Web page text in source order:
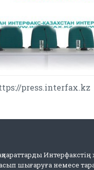
press.interfax.kz
шығаруға немесе